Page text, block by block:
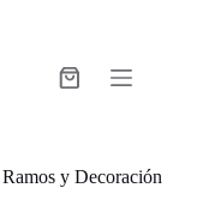
y Decoración